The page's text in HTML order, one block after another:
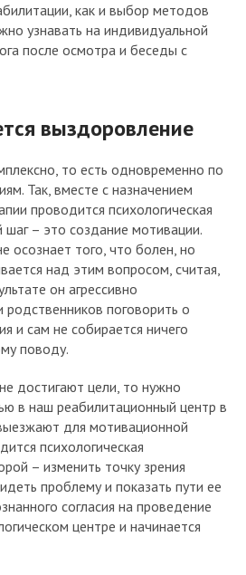
как и выбор методов
узнавать на индивидуальной
после осмотра и беседы с
выздоровление
то есть одновременно по
Так, вместе с назначением
проводится психологическая
– это создание мотивации.
осознает того, что болен, но
над этим вопросом, считая,
он агрессивно
поговорить о
и сам не собирается ничего
поводу.
достигают цели, то нужно
в наш реабилитационный центр в
для мотивационной
психологическая
– изменить точку зрения
проблему и показать пути ее
согласия на проведение
центре и начинается